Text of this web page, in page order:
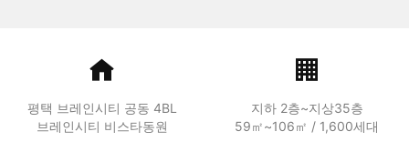
평택 브레인시티 공동 4BL
브레인시티 비스타동원
지하 2층~지상35층
59㎡~106㎡ / 1,600세대